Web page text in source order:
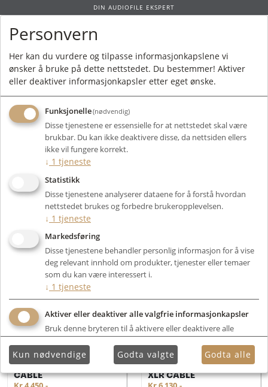
DIN AUDIOFILE EKSPERT
Forside / Produkter/ / Signalkabler / Balanserte - XLR
Filter
Viser 21 produkter
Tellurium Q BLUE II XLR
CABLE
Tellurium Q BLACK II
XLR CABLE
Personvern
Her kan du vurdere og tilpasse informasjonkapslene vi
ønsker å bruke på dette nettstedet. Du bestemmer! Aktiver
eller deaktiver informasjonkapsler etter eget ønske.
Funksjonelle(nødvendig)
Disse tjenestene er essensielle for at nettstedet skal være
brukbar. Du kan ikke deaktivere disse, da nettsiden ellers
ikke vil fungere korrekt.
↓ 1 tjeneste
Statistikk
Disse tjenestene analyserer dataene for å forstå hvordan
nettstedet brukes og forbedre brukeropplevelsen.
↓ 1 tjeneste
Markedsføring
Disse tjenestene behandler personlig informasjon for å vise
deg relevant innhold om produkter, tjenester eller temaer
som du kan være interessert i.
↓ 1 tjeneste
Aktiver eller deaktiver alle valgfrie informasjonkapsler
Bruk denne bryteren til å aktivere eller deaktivere alle
Kun nødvendige Godta valgte Godta alle